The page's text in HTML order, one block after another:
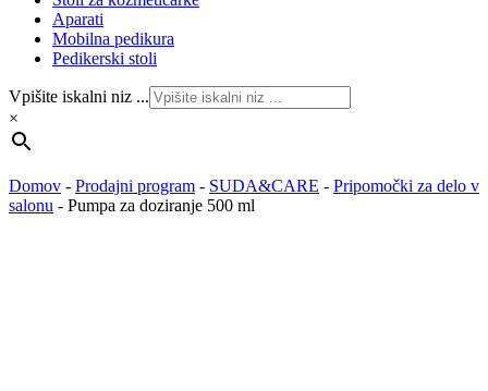
Aparati
Mobilna pedikura
Pedikerski stoli
Vpišite iskalni niz ...
×
Domov - Prodajni program - SUDA&CARE - Pripomočki za delo v
salonu - Pumpa za doziranje 500 ml